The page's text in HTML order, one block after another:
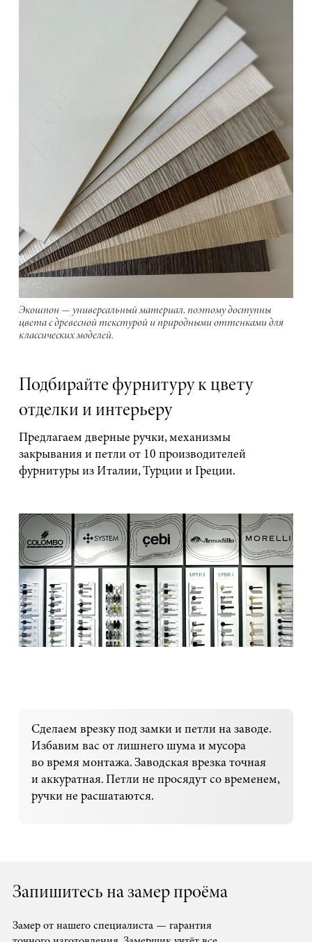
Экошпон — универсальный материал, поэтому доступны
цвета с древесной текстурой и природными оттенками для
классических моделей.
Подбирайте фурнитуру к цвету
отделки и интерьеру
Предлагаем дверные ручки, механизмы
закрывания и петли от 10 производителей
фурнитуры из Италии, Турции и Греции.
Сделаем врезку под замки и петли на заводе.
Избавим вас от лишнего шума и мусора
во время монтажа. Заводская врезка точная
и аккуратная. Петли не просядут со временем,
ручки не расшатаются.
Запишитесь на замер проёма
Замер от нашего специалиста — гарантия